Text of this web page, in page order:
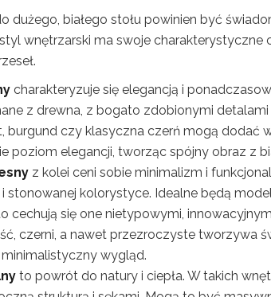
dużego, białego stołu powinien być
wnętrzarski ma swoje
charakteryzuje się elegancją i
z drewna, z bogato zdobionymi
burgund czy klasyczna czerń mogą dodać
poziom elegancji, tworząc spójny obraz z
z kolei ceni sobie minimalizm i
stonowanej kolorystyce. Idealne będą
cechują się one nietypowymi,
czerni, a nawet przezroczyste tworzywa
wygląd.
to powrót do natury i ciepła. W takich